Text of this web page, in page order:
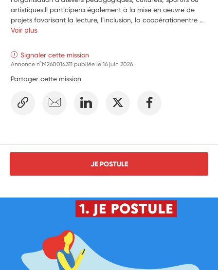
artistiques.Il participera également à la mise en oeuvre de
projets favorisant la lecture, l’inclusion, la coopérationentre
élèves et l’éducation à la citoyenneté.Au quotidien, il pourra
d’école, des temps debibliothèque, des activités numériques
et des actions visant à développer le vivre-ensemble.
proposées aux élèves et d’apporter une attentionparticulière
Voir plus
Signaler cette mission
Annonce n°M260014311 publiée le16 juin 2026
Partager cette mission
JE POSTULE